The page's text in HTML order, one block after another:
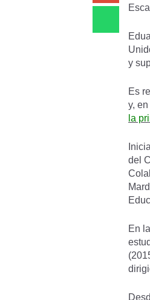
y
Es
y,
la
del
En